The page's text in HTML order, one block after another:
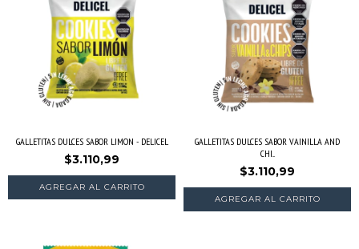
GALLETITAS DULCES SABOR LIMON - DELICEL
$3.110,99
GALLETITAS DULCES SABOR VAINILLA AND
CHI...
$3.110,99